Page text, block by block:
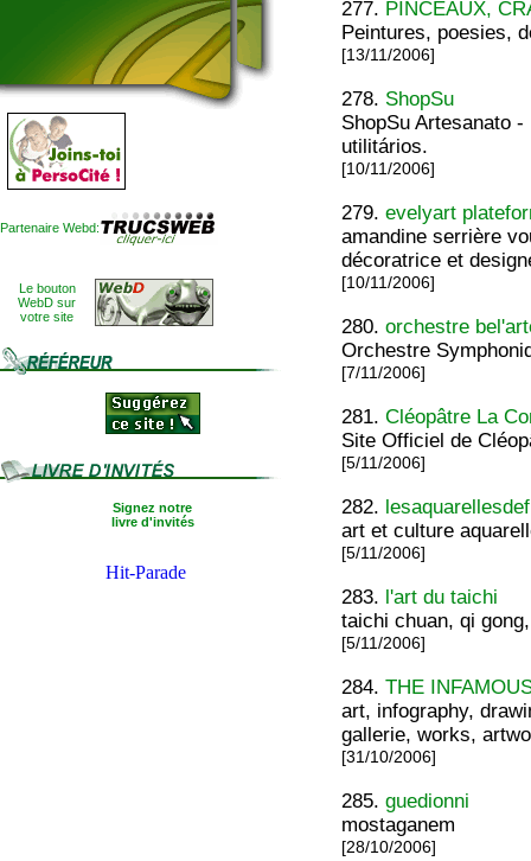
Partenaire Webd:
Le bouton
WebD sur
votre site
Signez notre
livre d'invités
277. PINCEAUX,
Peintures, poesies,
[13/11/2006]
278. ShopSu
ShopSu Artesanato
utilitários.
[10/11/2006]
279.evelyart
amandine serrière
décoratrice et
[10/11/2006]
280.orchestre
Orchestre
[7/11/2006]
281.Cléopâtre La
Site Officiel de
[5/11/2006]
282.
art et culture
[5/11/2006]
283. l'art du taichi
taichi chuan, qi
[5/11/2006]
284.THE
art, infography,
gallerie, works,
[31/10/2006]
285.guedionni
mostaganem
[28/10/2006]